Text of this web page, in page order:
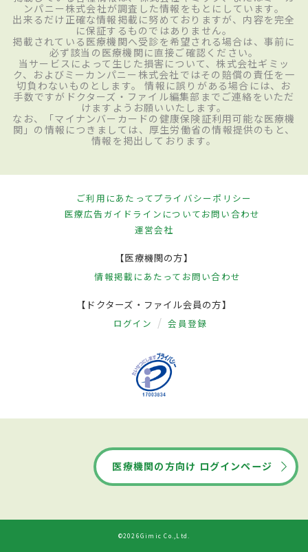
ンパニー株式会社が調査した情報をもとにしています。
出来るだけ正確な情報掲載に努めておりますが、内容を完全
に保証するものではありません。
掲載されている医療機関へ受診を希望される場合は、事前に
必ず該当の医療機関に直接ご確認ください。
当サービスによって生じた損害について、株式会社ギミッ
ク、およびミーカンパニー株式会社ではその賠償の責任を一
切負わないものとします。 情報に誤りがある場合には、お
手数ですがドクターズ・ファイル編集部までご連絡をいただ
けますようお願いいたします。
なお、「マイナンバーカードの健康保険証利用可能な医療機
関」の情報につきましては、厚生労働省の情報提供のもと、
情報を掲出しております。
ご利用にあたってプライバシーポリシー
医療広告ガイドラインについてお問い合わせ
運営会社
【医療機関の方】
情報掲載にあたって お問い合わせ
【ドクターズ・ファイル会員の方】
ログイン 会員登録
医療機関の方向け ログインページ
©2026Gimic Co.,Ltd.